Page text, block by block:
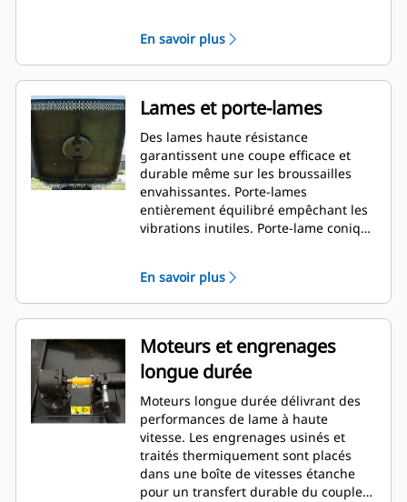
En savoir plus
Lames et porte-lames
Des lames haute résistance
garantissent une coupe efficace et
durable même sur les broussailles
envahissantes. Porte-lames
entièrement équilibré empêchant les
vibrations inutiles. Porte-lame conique
En savoir plus
Moteurs et engrenages
longue durée
Moteurs longue durée délivrant des
performances de lame à haute
vitesse. Les engrenages usinés et
traités thermiquement sont placés
dans une boîte de vitesses étanche
pour un transfert durable du couple